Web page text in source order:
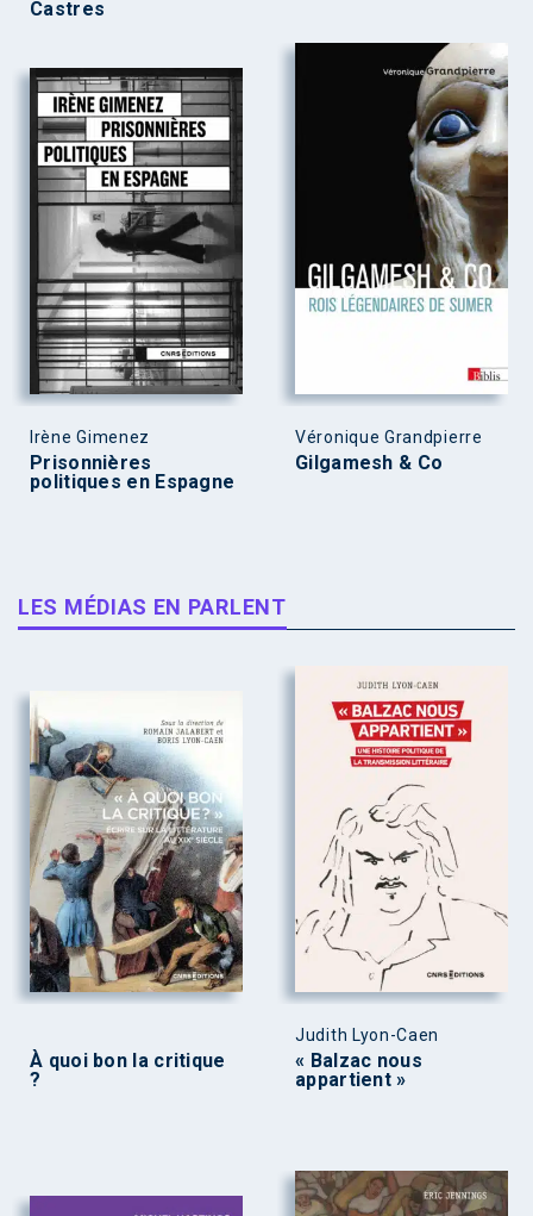
Castres
Irène Gimenez
Prisonnières
politiques en Espagne
Véronique Grandpierre
Gilgamesh & Co
LES MÉDIAS EN PARLENT
À quoi bon la critique
?
Judith Lyon-Caen
« Balzac nous
appartient »